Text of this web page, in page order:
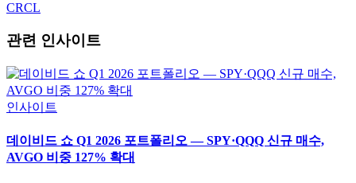
CRCL
관련 인사이트
인사이트
데이비드 쇼 Q1 2026 포트폴리오 — SPY·QQQ 신규 매수,
AVGO 비중 127% 확대